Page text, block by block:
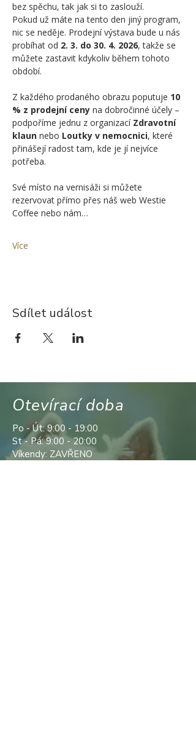
bez spěchu, tak jak si to zaslouží.
Pokud už máte na tento den jiný program,
nic se neděje. Prodejní výstava bude u nás
probíhat od 2. 3. do 30. 4. 2026, takže se
můžete zastavit kdykoliv během tohoto
období.
Z každého prodaného obrazu poputuje 10
% z prodejní ceny na dobročinné účely –
podpoříme jednu z organizací Zdravotní
klaun nebo Loutky v nemocnici, které
přinášejí radost tam, kde je jí nejvíce
potřeba.
Své místo na vernisáži si můžete
rezervovat přímo přes náš web Westie
Coffee nebo nám…
Více
Sdílet událost
Otevírací doba
Po - Út: 9:00 - 19:00
St - Pá: 9:00 - 20:00
Víkendy: ZAVŘENO